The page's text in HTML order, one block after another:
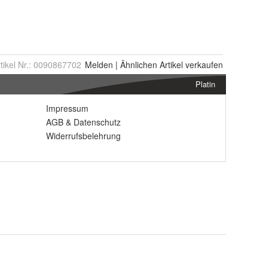
Nr.: 0090867702 Melden | Ähnlichen Artikel verkaufen
Platin
Impressum
AGB & Datenschutz
Widerrufsbelehrung